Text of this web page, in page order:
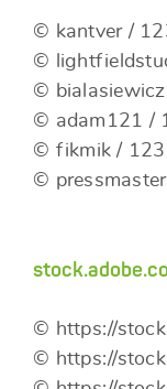
© kantver /
©
© bialasiewicz
© adam121 /
© fikmik /
©
© https://
© https://